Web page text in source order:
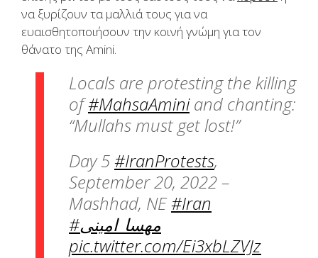
να ξυρίζουν τα μαλλιά τους για να
ευαισθητοποιήσουν την κοινή γνώμη για τον
θάνατο της Amini.
Locals are protesting the killing
of#MahsaAminiand chanting:
“Mullahs must get lost!”
Day 5#IranProtests,
September 20, 2022 –
Mashhad, NE#Iran
#مهسا_امینی
pic.twitter.com/Ei3xbLZVJz